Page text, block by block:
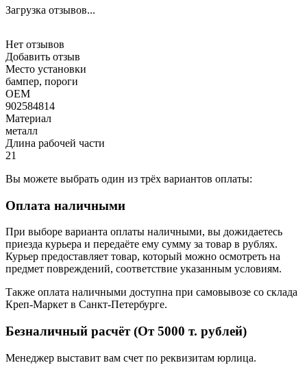
Загрузка отзывов...
Нет отзывов
Добавить отзыв
Место установки
бампер, пороги
OEM
902584814
Материал
металл
Длина рабочей части
21
Вы можете выбрать один из трёх вариантов оплаты:
Оплата наличными
При выборе варианта оплаты наличными, вы дожидаетесь
приезда курьера и передаёте ему сумму за товар в рублях.
Курьер предоставляет товар, который можно осмотреть на
предмет повреждений, соответствие указанным условиям.
Также оплата наличными доступна при самовывозе со склада
Креп-Маркет в Санкт-Петербурге.
Безналичный расчёт (От 5000 т. рублей)
Менеджер выставит вам счет по реквизитам юрлица.